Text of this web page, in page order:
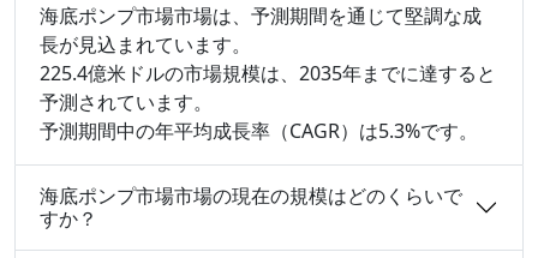
海底ポンプ市場市場は、予測期間を通じて堅調な成
長が見込まれています。
225.4億米ドルの市場規模は、2035年までに達すると
予測されています。
予測期間中の年平均成長率（CAGR）は5.3%です。
海底ポンプ市場市場の現在の規模はどのくらいで
すか？